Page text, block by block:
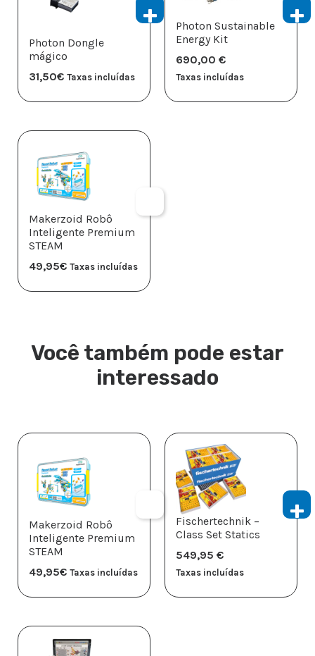
Photon Dongle
mágico
31,50€ Taxas incluídas
Photon Sustainable
Energy Kit
690,00 €
Taxas incluídas
Makerzoid Robô
Inteligente Premium
STEAM
49,95€ Taxas incluídas
Você também pode estar
interessado
Makerzoid Robô
Inteligente Premium
STEAM
49,95€ Taxas incluídas
Fischertechnik –
Class Set Statics
549,95 €
Taxas incluídas